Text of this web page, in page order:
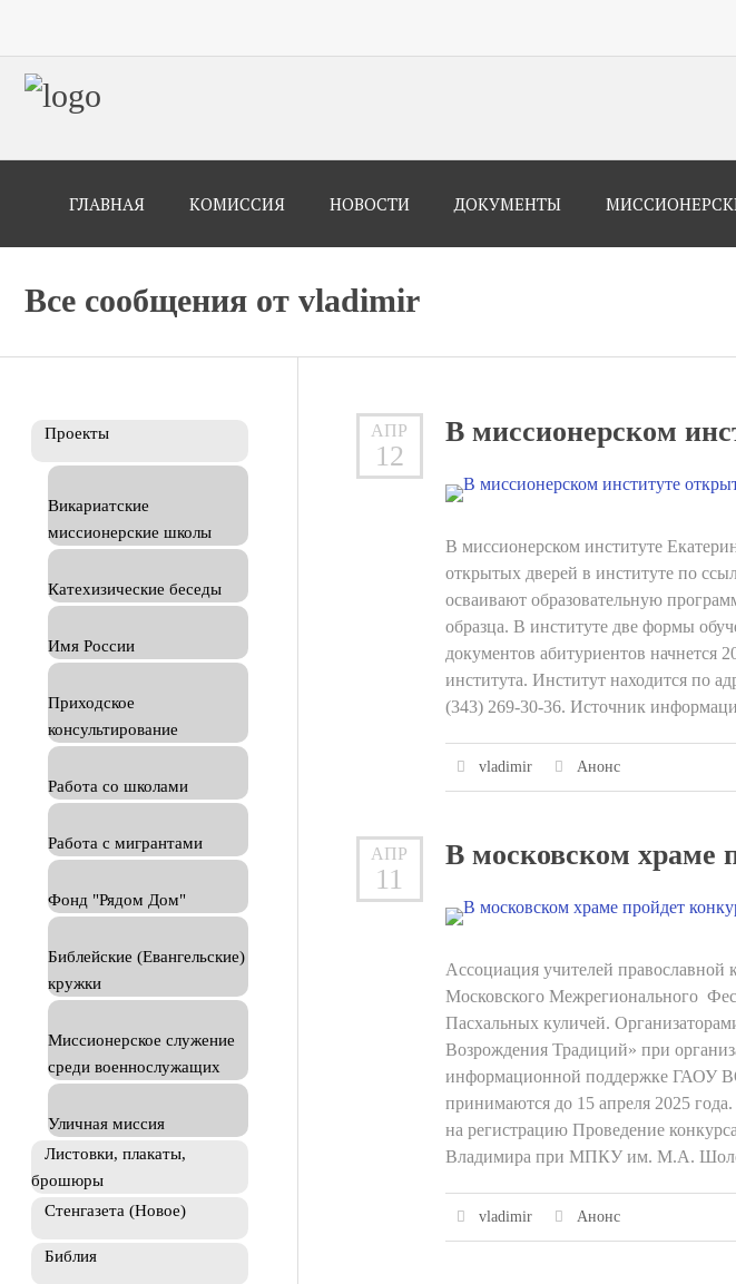
ГЛАВНАЯ КОМИССИЯ НОВОСТИ ДОКУМЕНТЫ
Все сообщения от vladimir
Проекты
Викариатские
миссионерские школы
Катехизические беседы
Имя России
Приходское
консультирование
Работа со школами
Работа с мигрантами
Фонд "Рядом Дом"
Библейские (Евангельские)
кружки
Миссионерское служение
среди военнослужащих
Уличная миссия
Листовки, плакаты,
брошюры
Стенгазета (Новое)
Библия
АПР
12
В миссионерском
В миссионерском институте
открытых дверей в институте по
осваивают образовательную
образца. В институте две формы
документов абитуриентов начнется
института. Институт находится по
(343) 269-30-36. Источник
vladimir Анонс
АПР
11
В московском храме
Ассоциация учителей православной
Московского Межрегионального
Пасхальных куличей.
Возрождения Традиций» при
информационной поддержке ГАОУ
принимаются до 15 апреля 2025
на регистрацию Проведение
Владимира при МПКУ им. М.А.
vladimir Анонс